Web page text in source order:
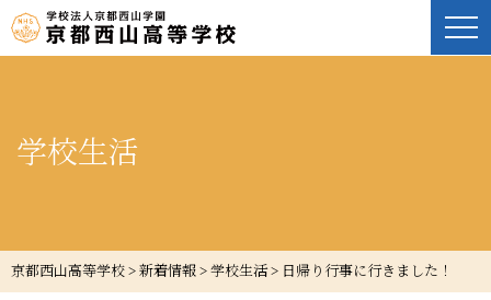
学校生活
京都西山高等学校 > 新着情報 > 学校生活> 日帰り行事に行きました！